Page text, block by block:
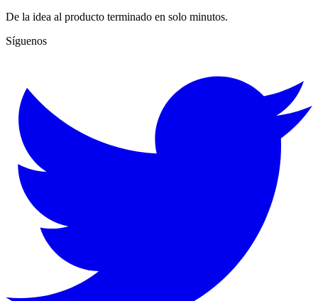
De la idea al producto terminado en solo minutos.
Síguenos